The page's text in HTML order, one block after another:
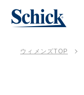
ウィメンズTOP